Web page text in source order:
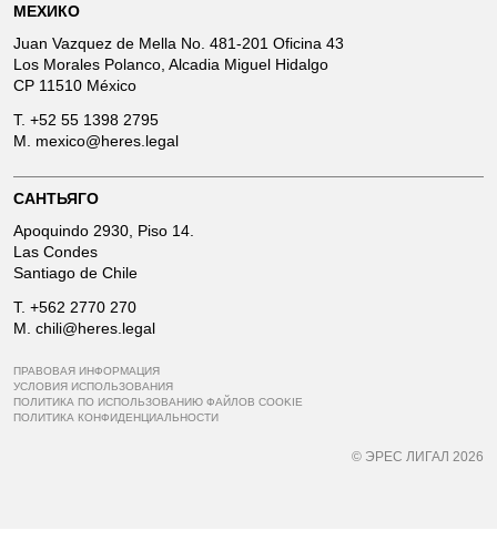
МЕХИКО
Juan Vazquez de Mella No. 481-201 Oficina 43
Los Morales Polanco, Alcadia Miguel Hidalgo
CP 11510 México
T. +52 55 1398 2795
M. mexico@heres.legal
САНТЬЯГО
Apoquindo 2930, Piso 14.
Las Condes
Santiago de Chile
T. +562 2770 270
M. chili@heres.legal
ПРАВОВАЯ ИНФОРМАЦИЯ
УСЛОВИЯ ИСПОЛЬЗОВАНИЯ
ПОЛИТИКА ПО ИСПОЛЬЗОВАНИЮ ФАЙЛОВ COOKIE
ПОЛИТИКА КОНФИДЕНЦИАЛЬНОСТИ
© ЭРЕС ЛИГАЛ 2026